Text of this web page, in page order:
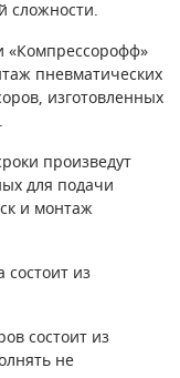
сложности.
«Компрессорофф»
пневматических
изготовленных
произведут
для подачи
и монтаж
состоит из
состоит из
не